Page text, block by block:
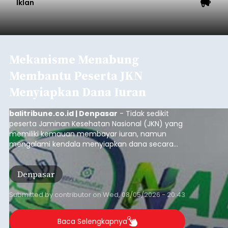
Iklan
Mekanisme Menabung
Membantu Peserta JKN
Menyiapkan Dana Iuran
balitribune.co.id | Denpasar - Tidak sedikit
peserta Jaminan Kesehatan Nasional (JKN) yang
memiliki kemauan membayar iuran, namun
mengalami kendala menyiapkan dana secara
penuh saat jatuh tempo pembayaran iuran.
Kondisi ini terutama dialami oleh peserta
segmen Pekerja Bukan Penerima Upah (PBPU)
yang memiliki penghasilan tidak tetap.
Denpasar
Submitted by contributor on Wed, 08/05/2026 - 20:43
Baca Selengkapnya